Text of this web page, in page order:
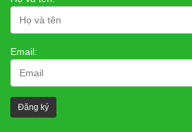
Email: